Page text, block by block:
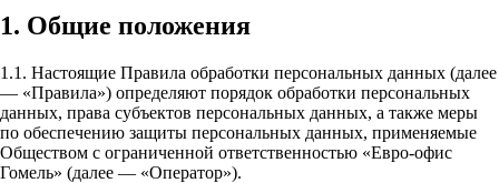
1. Общие положения
1.1. Настоящие Правила обработки персональных данных (далее
— «Правила») определяют порядок обработки персональных
данных, права субъектов персональных данных, а также меры
по обеспечению защиты персональных данных, применяемые
Обществом с ограниченной ответственностью «Евро-офис
Гомель» (далее — «Оператор»).